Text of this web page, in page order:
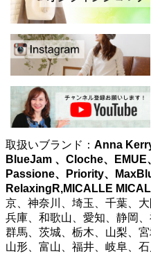
取扱いブランド： Anna
BlueJam 、Cloche、EMUE
Passione、Priority、
RelaxingR,MICALLE
京、神奈川、埼玉、千葉、
兵庫、和歌山、愛知、静岡
群馬、茨城、栃木、山梨、
山形、富山、福井、岐阜、